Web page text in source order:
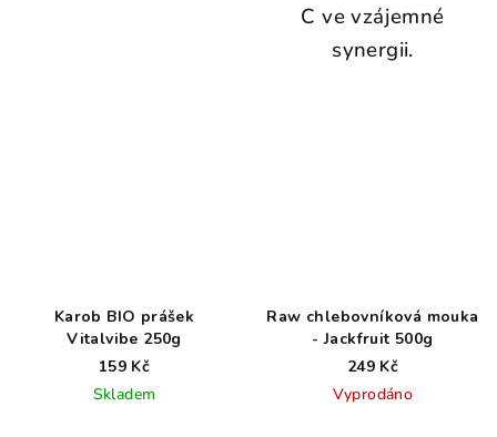
C ve vzájemné
synergii.
Karob BIO prášek
Vitalvibe 250g
159 Kč
Skladem
Raw chlebovníková mouka
- Jackfruit 500g
249 Kč
Vyprodáno